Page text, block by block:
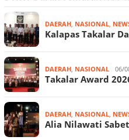
DAERAH, NASIONAL,
Kalapas Takalar
DAERAH, NASIONAL 06/
Takalar Award
DAERAH, NASIONAL,
Alia Nilawati